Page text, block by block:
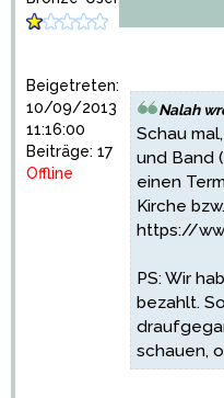
Beigetreten:
10/09/2013
11:16:00
Beiträge: 17
Offline
Nalah
Schau
und Band
einen
Kirche
https://
PS: Wir
bezahlt.
schauen,